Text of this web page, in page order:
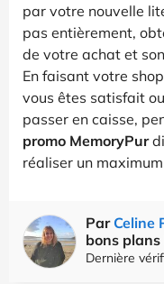
par votre nouvelle
pas entièrement,
de votre achat et
En faisant votre
vous êtes satisfait
passer en caisse,
promo MemoryPur
réaliser un
Par Celine
bons
Dernière